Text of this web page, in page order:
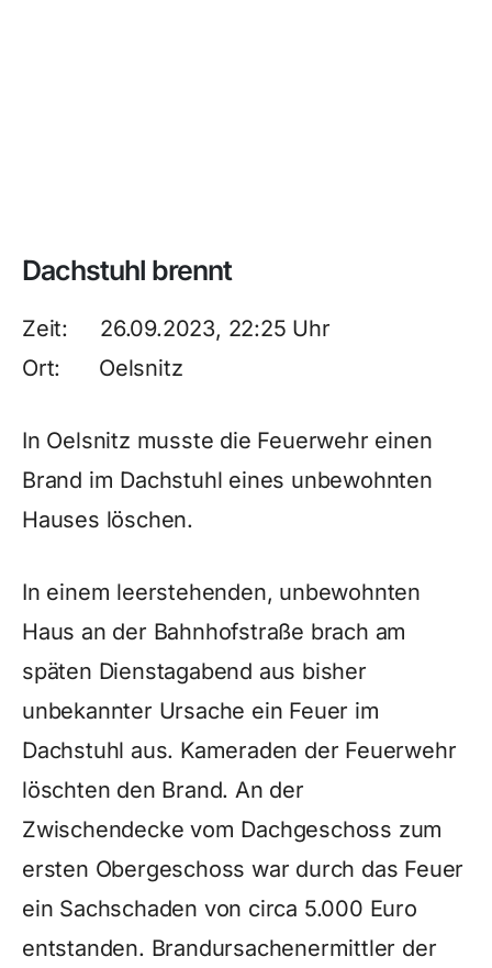
Dachstuhl brennt
Zeit: 26.09.2023, 22:25 Uhr
Ort: Oelsnitz
In Oelsnitz musste die Feuerwehr einen
Brand im Dachstuhl eines unbewohnten
Hauses löschen.
In einem leerstehenden, unbewohnten
Haus an der Bahnhofstraße brach am
späten Dienstagabend aus bisher
unbekannter Ursache ein Feuer im
Dachstuhl aus. Kameraden der Feuerwehr
löschten den Brand. An der
Zwischendecke vom Dachgeschoss zum
ersten Obergeschoss war durch das Feuer
ein Sachschaden von circa 5.000 Euro
entstanden. Brandursachenermittler der